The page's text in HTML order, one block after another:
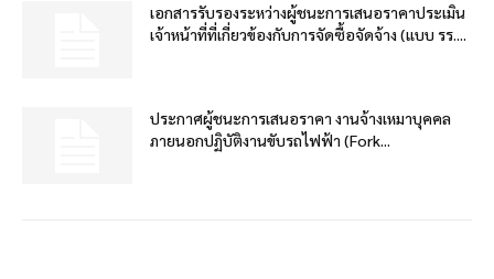
เอกสารรับรองระหว่างผู้ชนะการเสนอราคาประเมิน
เจ้าหน้าที่ที่เกี่ยวข้องกับการจัดซื้อจัดจ้าง (แบบ รร....
ประกาศผู้ชนะการเสนอราคา งานจ้างเหมาบุคคล
ภายนอกปฏิบัติงานขับรถไฟฟ้า (Fork...